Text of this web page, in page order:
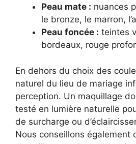
Peau mate : nuances
le bronze, le marron,
Peau foncée : teintes
bordeaux, rouge
En dehors du choix des
naturel du lieu de mariage
perception. Un maquillage
testé en lumière naturelle
de surcharge ou
Nous conseillons également